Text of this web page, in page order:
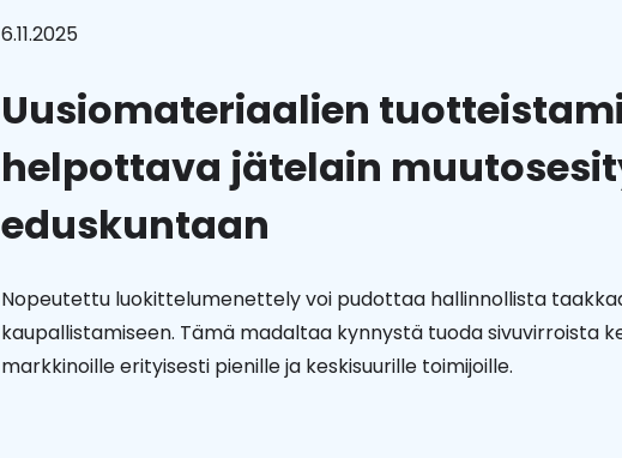
6.11.2025
Uusiomateriaalien
helpottava jätelain
eduskuntaan
Nopeutettu luokittelumenettely voi pudottaa hallinnollista
kaupallistamiseen. Tämä madaltaa kynnystä tuoda sivuvirroista
markkinoille erityisesti pienille ja keskisuurille toimijoille.